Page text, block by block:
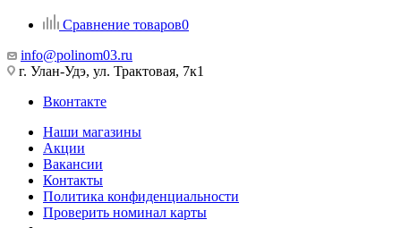
Сравнение товаров0
info@polinom03.ru
г. Улан-Удэ, ул. Трактовая, 7к1
Вконтакте
Наши магазины
Акции
Вакансии
Контакты
Политика конфиденциальности
Проверить номинал карты